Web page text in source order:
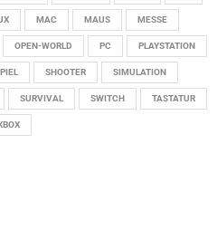
MAC MAUS MESSE
OPEN-WORLD PC PLAYSTATION
SHOOTER SIMULATION
SURVIVAL SWITCH TASTATUR